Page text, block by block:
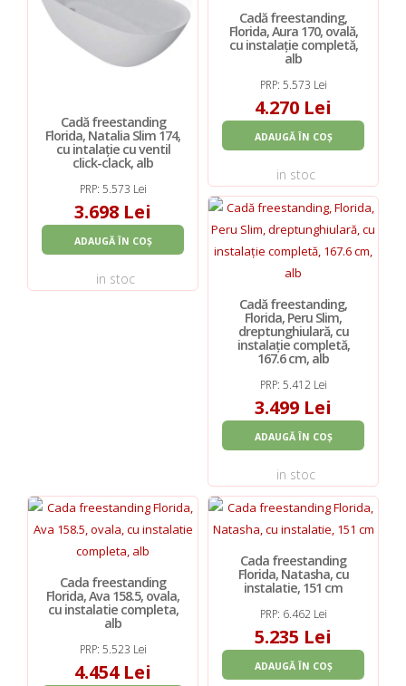
Cadă freestanding
Florida, Natalia Slim 174,
cu intalație cu ventil
click-clack, alb
PRP: 5.573 Lei
3.698 Lei
ADAUGĂ ÎN COȘ
in stoc
Cadă freestanding,
Florida, Aura 170, ovală,
cu instalație completă,
alb
PRP: 5.573 Lei
4.270 Lei
ADAUGĂ ÎN COȘ
in stoc
Cadă freestanding,
Florida, Peru Slim,
dreptunghiulară, cu
instalație completă,
167.6 cm, alb
PRP: 5.412 Lei
3.499 Lei
ADAUGĂ ÎN COȘ
in stoc
Cada freestanding
Florida, Ava 158.5, ovala,
cu instalatie completa,
alb
PRP: 5.523 Lei
4.454 Lei
Cada freestanding
Florida, Natasha, cu
instalatie, 151 cm
PRP: 6.462 Lei
5.235 Lei
ADAUGĂ ÎN COȘ